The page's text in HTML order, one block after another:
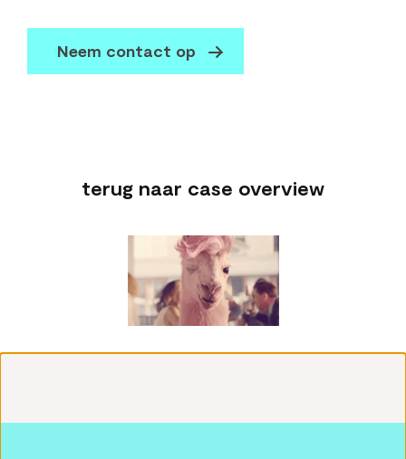
Neem contact op
terug naar case overview